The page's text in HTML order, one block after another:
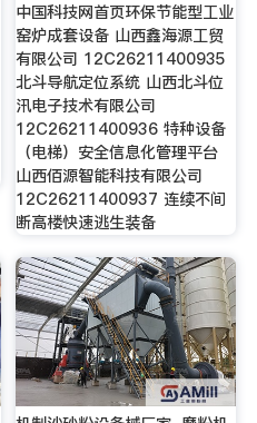
中国科技网首页环保节能型工业
窑炉成套设备 山西鑫海源工贸
有限公司 12C26211400935
北斗导航定位系统 山西北斗位
汛电子技术有限公司
12C26211400936 特种设备
（电梯）安全信息化管理平台
山西佰源智能科技有限公司
12C26211400937 连续不间
断高楼快速逃生装备